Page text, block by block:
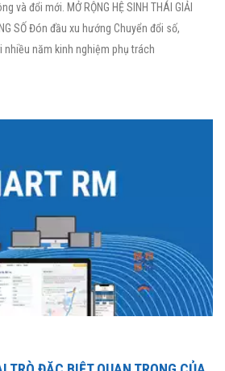
và đổi mới. MỞ RỘNG HỆ SINH THÁI GIẢI
SỐ Đón đầu xu hướng Chuyển đổi số,
nhiều năm kinh nghiệm phụ trách